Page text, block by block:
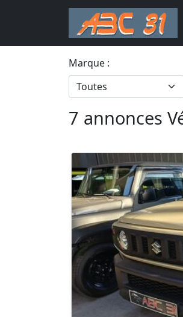
Marque :
7 annonces